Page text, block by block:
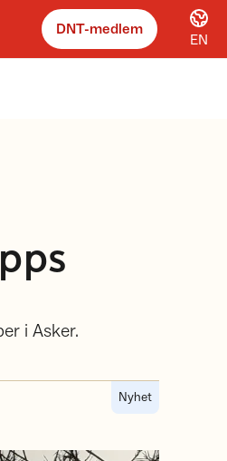
DNT-medlem
EN
i Asker.
Nyhet